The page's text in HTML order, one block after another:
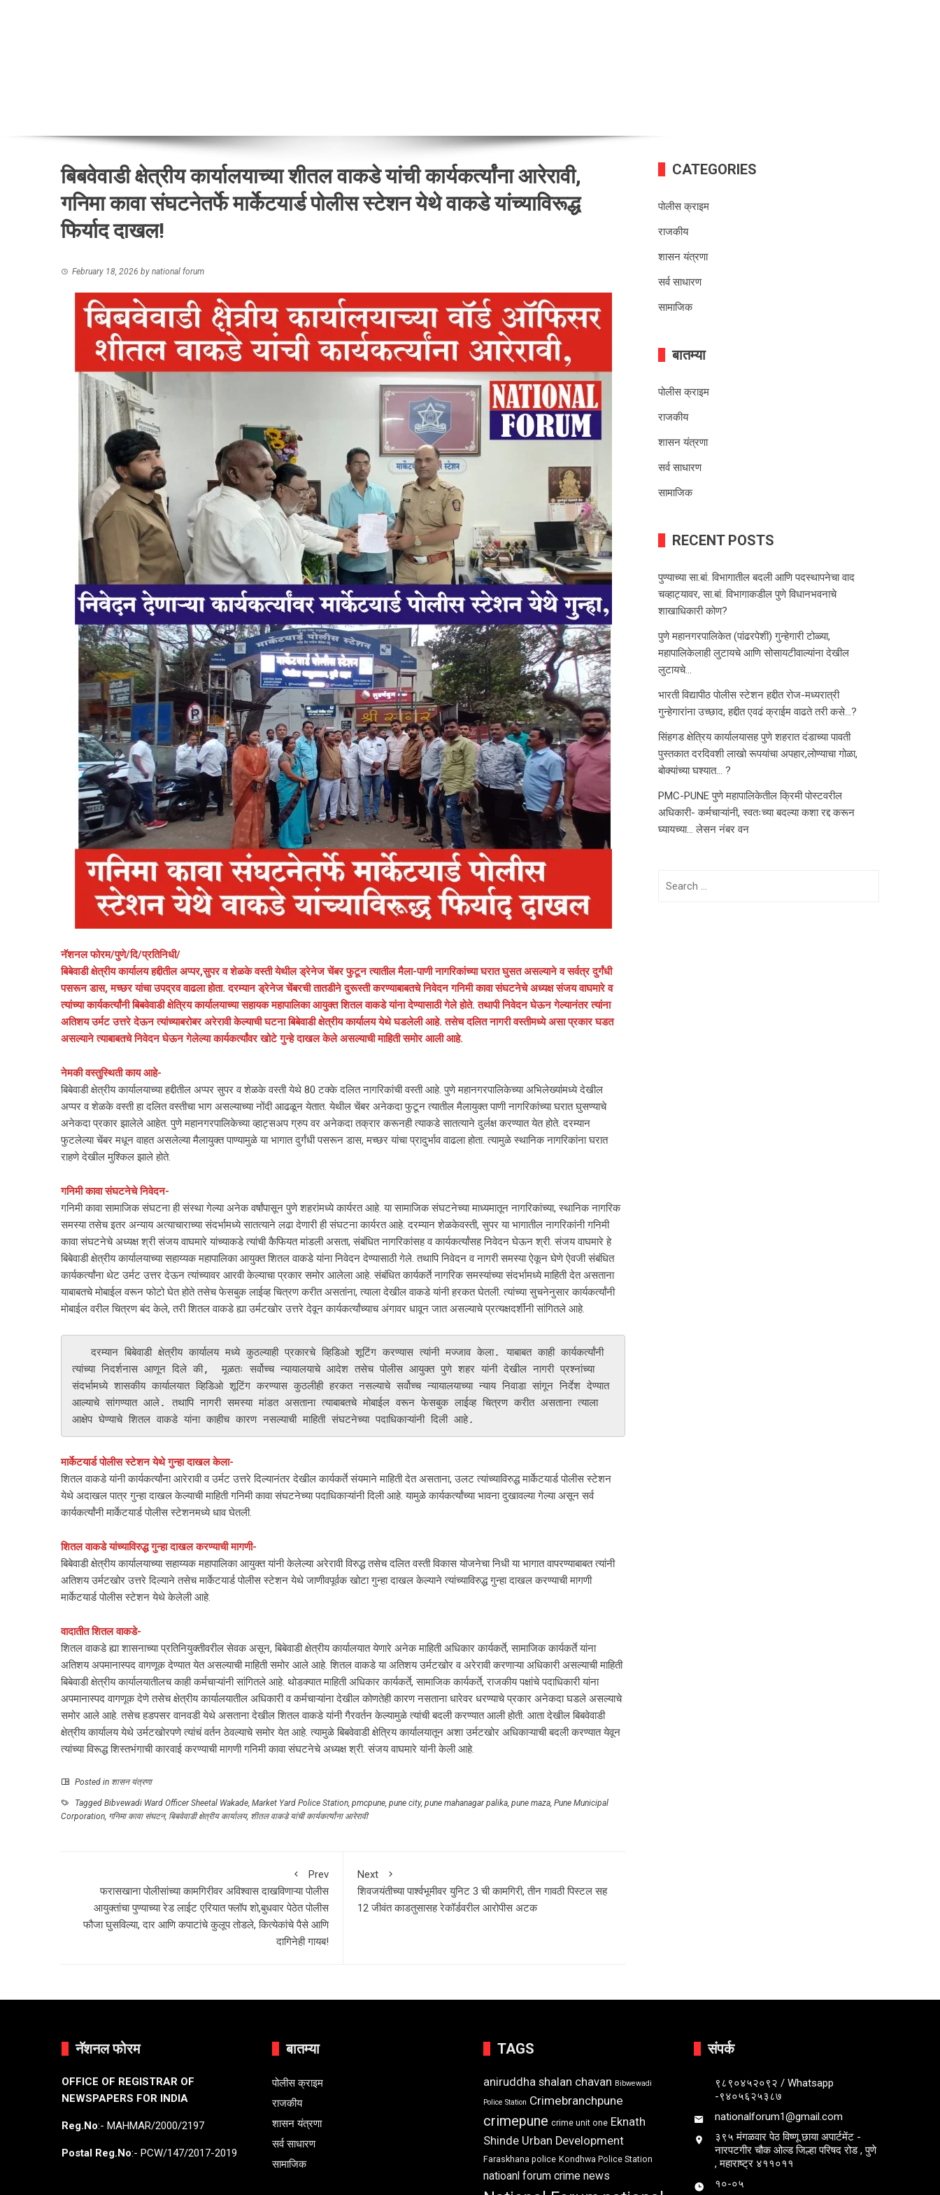
बिबवेवाडी क्षेत्रीय कार्यालयाच्या शीतल वाकडे यांची कार्यकर्त्यांना आरेरावी,
गनिमा कावा संघटनेतर्फे मार्केटयार्ड पोलीस स्टेशन येथे वाकडे यांच्याविरूद्ध
फिर्याद दाखल!
February 18, 2026 by national forum
नॅशनल फोरम/पुणे/दि/प्रतिनिधी/
बिबेवाडी क्षेत्रीय कार्यालय हद्दीतील अप्पर,सुपर व शेळके वस्ती येथील ड्रेनेज चेंबर फुटून त्यातील मैला-पाणी नागरिकांच्या घरात घुसत असल्याने व सर्वत्र दुर्गंधी
पसरून डास, मच्छर यांचा उपद्रव वाढला होता. दरम्यान ड्रेनेज चेंबरची तातडीने दुरूस्ती करण्याबाबतचे निवेदन गनिमी कावा संघटनेचे अध्यक्ष संजय वाघमारे व
त्यांच्या कार्यकर्त्यांनी बिबवेवाडी क्षेत्रिय कार्यालयाच्या सहायक महापालिका आयुक्त शितल वाकडे यांना देण्यासाठी गेले होते. तथापी निवेदन घेऊन गेल्यानंतर त्यांना
अतिशय उर्मट उत्तरे देऊन त्यांच्याबरोबर अरेरावी केल्याची घटना बिबेवाडी क्षेत्रीय कार्यालय येथे घडलेली आहे. तसेच दलित नागरी वस्तीमध्ये असा प्रकार घडत
असल्याने त्याबाबतचे निवेदन घेऊन गेलेल्या कार्यकर्त्यांवर खोटे गुन्हे दाखल केले असल्याची माहिती समोर आली आहे.
नेमकी वस्तुस्थिती काय आहे-
बिबेवाडी क्षेत्रीय कार्यालयाच्या हद्दीतील अप्पर सुपर व शेळके वस्ती येथे 80 टक्के दलित नागरिकांची वस्ती आहे. पुणे महानगरपालिकेच्या अभिलेख्यांंमध्ये देखील
अप्पर व शेळके वस्ती हा दलित वस्तीचा भाग असल्याच्या नोंदी आढळून येतात. येथील चेंबर अनेकदा फुटून त्यातील मैलायुक्त पाणी नागरिकांच्या घरात घुसण्याचे
अनेकदा प्रकार झालेले आहेत. पुणे महानगरपालिकेच्या व्हाट्सअप ग्रुप वर अनेकदा तक्रार करूनही त्याकडे सातत्याने दुर्लक्ष करण्यात येत होते. दरम्यान
फुटलेल्या चेंबर मधून वाहत असलेल्या मैलायुक्त पाण्यामुळे या भागात दुर्गंधी पसरून डास, मच्छर यांचा प्रादुर्भाव वाढला होता. त्यामुळे स्थानिक नागरिकांना घरात
राहणे देखील मुश्किल झाले होते.
गनिमी कावा संघटनेचे निवेदन-
गनिमी कावा सामाजिक संघटना ही संस्था गेल्या अनेक वर्षांपासून पुणे शहरांमध्ये कार्यरत आहे. या सामाजिक संघटनेच्या माध्यमातून नागरिकांच्या, स्थानिक नागरिक
समस्या तसेच इतर अन्याय अत्याचाराच्या संदर्भामध्ये सातत्याने लढा देणारी ही संघटना कार्यरत आहे. दरम्यान शेळकेवस्ती, सुपर या भागातील नागरिकांनी गनिमी
कावा संघटनेचे अध्यक्ष श्री संजय वाघमारे यांच्याकडे त्यांची कैफियत मांडली असता, संबंधित नागरिकांसह व कार्यकर्त्यांसह निवेदन घेऊन श्री. संजय वाघमारे हे
बिबेवाडी क्षेत्रीय कार्यालयाच्या सहाय्यक महापालिका आयुक्त शितल वाकडे यांना निवेदन देण्यासाठी गेले. तथापि निवेदन व नागरी समस्या ऐकून घेणे ऐवजी संबंधित
कार्यकर्त्यांना थेट उर्मट उत्तर देऊन त्यांच्यावर आरवी केल्याचा प्रकार समोर आलेला आहे. संबंधित कार्यकर्ते नागरिक समस्यांच्या संदर्भामध्ये माहिती देत असताना
याबाबतचे मोबाईल वरून फोटो घेत होते तसेच फेसबुक लाईव्ह चित्रण करीत असतांना, त्याला देखील वाकडे यांनी हरकत घेतली. त्यांच्या सुचनेनुसार कार्यकर्त्यांनी
मोबाईल वरील चित्रण बंद केले, तरी शितल वाकडे ह्या उर्मटखोर उत्तरे देवून कार्यकर्त्यांच्याच अंगावर धावून जात असल्याचे प्रत्यक्षदर्शींनी सांगितले आहे.
   दरम्यान बिबेवाडी क्षेत्रीय कार्यालय मध्ये कुठल्याही प्रकारचे व्हिडिओ शूटिंग करण्यास त्यांनी मज्जाव केला. याबाबत काही कार्यकर्त्यांनी
त्यांच्या निदर्शनास आणून दिले की,  मूळतः सर्वोच्च न्यायालयाचे आदेश तसेच पोलीस आयुक्त पुणे शहर यांनी देखील नागरी प्रश्नांच्या
संदर्भामध्ये शासकीय कार्यालयात व्हिडिओ शूटिंग करण्यास कुठलीही हरकत नसल्याचे सर्वोच्च न्यायालयाच्या न्याय निवाडा सांगून निर्देश देण्यात
आल्याचे सांगण्यात आले. तथापि नागरी समस्या मांडत असताना त्याबाबतचे मोबाईल वरून फेसबुक लाईव्ह चित्रण करीत असताना त्याला
आक्षेप घेण्याचे शितल वाकडे यांना काहीच कारण नसल्याची माहिती संघटनेच्या पदाधिकाऱ्यांनी दिली आहे.
मार्केटयार्ड पोलीस स्टेशन येथे गुन्हा दाखल केला-
शितल वाकडे यांनी कार्यकर्त्यांना आरेरावी व उर्मट उत्तरे दिल्यानंतर देखील कार्यकर्ते संयमाने माहिती देत असताना, उलट त्यांच्याविरुद्ध मार्केटयार्ड पोलीस स्टेशन
येथे अदाखल पात्र गुन्हा दाखल केल्याची माहिती गनिमी कावा संघटनेच्या पदाधिकाऱ्यांनी दिली आहे. यामुळे कार्यकर्त्यांच्या भावना दुखावल्या गेल्या असून सर्व
कार्यकर्त्यांनी मार्केटयार्ड पोलीस स्टेशनमध्ये धाव घेतली.
शितल वाकडे यांच्याविरुद्ध गुन्हा दाखल करण्याची मागणी-
बिबेवाडी क्षेत्रीय कार्यालयाच्या सहाय्यक महापालिका आयुक्त यांनी केलेल्या अरेरावी विरुद्ध तसेच दलित वस्ती विकास योजनेचा निधी या भागात वापरण्याबाबत त्यांनी
अतिशय उर्मटखोर उत्तरे दिल्याने तसेच मार्केटयार्ड पोलीस स्टेशन येथे जाणीवपूर्वक खोटा गुन्हा दाखल केल्याने त्यांच्याविरुद्ध गुन्हा दाखल करण्याची मागणी
मार्केटयार्ड पोलीस स्टेशन येथे केलेली आहे.
वादातीत शितल वाकडे-
शितल वाकडे ह्या शासनाच्या प्रतिनियुक्तीवरील सेवक असून, बिबेवाडी क्षेत्रीय कार्यालयात येणारे अनेक माहिती अधिकार कार्यकर्ते, सामाजिक कार्यकर्ते यांना
अतिशय अपमानास्पद वागणूक देण्यात येत असल्याची माहिती समोर आले आहे. शितल वाकडे या अतिशय उर्मटखोर व अरेरावी करणाऱ्या अधिकारी असल्याची माहिती
बिबेवाडी क्षेत्रीय कार्यालयातीलच काही कर्मचाऱ्यांनी सांगितले आहे. थोडक्यात माहिती अधिकार कार्यकर्ते, सामाजिक कार्यकर्ते, राजकीय पक्षांचे पदाधिकारी यांना
अपमानास्पद वागणूक देणे तसेच क्षेत्रीय कार्यालयातील अधिकारी व कर्मचाऱ्यांना देखील कोणतेही कारण नसताना धारेवर धरण्याचे प्रकार अनेकदा घडले असल्याचे
समोर आले आहे. तसेच हडपसर वानवडी येथे असताना देखील शितल वाकडे यांनी गैरवर्तन केल्यामुळे त्यांची बदली करण्यात आली होती. आता देखील बिबवेवाडी
क्षेत्रीय कार्यालय येथे उर्मटखोरपणे त्यांचं वर्तन ठेवल्याचे समोर येत आहे. त्यामुळे बिबवेवाडी क्षेत्रिय कार्यालयातून अशा उर्मटखोर अधिकाऱ्याची बदली करण्यात येवून
त्यांच्या विरूद्ध शिस्तभंगाची कारवाई करण्याची मागणी गनिमी कावा संघटनेचे अध्यक्ष श्री. संजय वाघमारे यांनी केली आहे.
Posted in शासन यंत्रणा
Tagged Bibvewadi Ward Officer Sheetal Wakade, Market Yard Police Station, pmcpune, pune city, pune mahanagar palika, pune maza, Pune Municipal
Corporation, गनिमा कावा संघटन, बिबवेवाडी क्षेत्रीय कार्यालय, शीतल वाकडे यांची कार्यकर्त्यांना आरेरावी
Prev
फरासखाना पोलीसांच्या कामगिरीवर अविश्वास दाखविणाऱ्या पोलीस
आयुक्तांचा पुण्याच्या रेड लाईट एरियात फ्लॉप शो,बुधवार पेठेत पोलीस
फौजा घुसविल्या, दार आणि कपाटांचे कुलूप तोडले, कित्येकांचे पैसे आणि
दागिनेही गायब!
Next
शिवजयंतीच्या पार्श्वभूमीवर युनिट 3 ची कामगिरी, तीन गावठी पिस्टल सह
12 जीवंत काडतुसासह रेकॉर्डवरील आरोपीस अटक
CATEGORIES
पोलीस क्राइम
राजकीय
शासन यंत्रणा
सर्व साधारण
सामाजिक
बातम्या
पोलीस क्राइम
राजकीय
शासन यंत्रणा
सर्व साधारण
सामाजिक
RECENT POSTS
पुण्याच्या सा.बां. विभागातील बदली आणि पदस्थापनेचा वाद
चव्हाट्यावर, सा.बां. विभागाकडील पुणे विधानभवनाचे
शाखाधिकारी कोण?
पुणे महानगरपालिकेत (पांढरपेशी) गुन्हेगारी टोळ्या,
महापालिकेलाही लुटायचे आणि सोसायटीवाल्यांना देखील
लुटायचे…
भारती विद्यापीठ पोलीस स्टेशन हद्दीत रोज-मध्यरात्री
गुन्हेगारांना उच्छाद, हद्दीत एवढं क्राईम वाढते तरी कसे…?
सिंहगड क्षेत्रिय कार्यालयासह पुणे शहरात दंडाच्या पावती
पुस्तकात दरदिवशी लाखो रूपयांचा अपहार,लोण्याचा गोळा,
बोक्यांच्या घश्यात… ?
PMC-PUNE पुणे महापालिकेतील क्रिमी पोस्टवरील
अधिकारी- कर्मचाऱ्यांनी, स्वतःच्या बदल्या कशा रद्द करून
घ्यायच्या… लेसन नंबर वन
नॅशनल फोरम
OFFICE OF REGISTRAR OF
NEWSPAPERS FOR INDIA
Reg.No:- MAHMAR/2000/2197
Postal Reg.No:- PCW/147/2017-2019
बातम्या
पोलीस क्राइम
राजकीय
शासन यंत्रणा
सर्व साधारण
सामाजिक
TAGS
aniruddha shalan chavan Bibwewadi
Police Station Crimebranchpune
crimepune crime unit one Eknath
Shinde Urban Development
Faraskhana police Kondhwa Police Station
natioanl forum crime news
संपर्क
९८९०४५२०९२ / Whatsapp
-९४०५६२५३८७
nationalforum1@gmail.com
३९५ मंगळवार पेठ विष्णू छाया अपार्टमेंट -
नारपटगीर चौक ओल्ड जिल्हा परिषद रोड , पुणे
, महाराष्ट्र ४११०११
१०-०५